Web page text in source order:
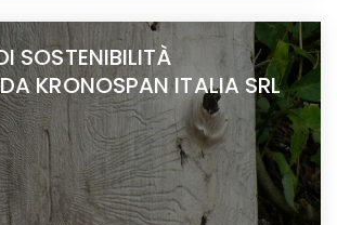
SOSTENIBILITÀ
KRONOSPAN ITALIA SRL